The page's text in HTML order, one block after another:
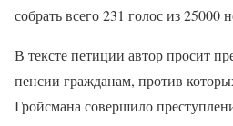
собрать всего 231 голос из 25000
В тексте петиции автор просит
пенсии гражданам, против
Гройсмана совершило